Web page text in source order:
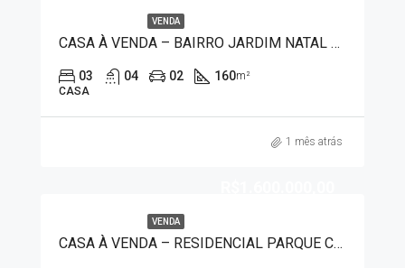
VENDA
CASA À VENDA – BAIRRO JARDIM NATAL 9459
03 04 02 160m²
CASA
1 mês atrás
VENDA
CASA À VENDA – RESIDENCIAL PARQUE CASTELO 1314